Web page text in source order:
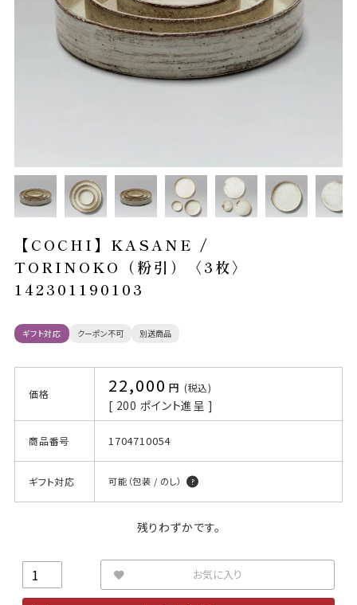
【COCHI】KASANE /
TORINOKO（粉引）〈3枚〉
142301190103
ギフト対応 クーポン不可 別送商品
価格 22,000 税込
[ 200 ポイント進呈 ]
商品番号 1704710054
ギフト対応 可能（包装 / のし）
残りわずかです。
お気に入り